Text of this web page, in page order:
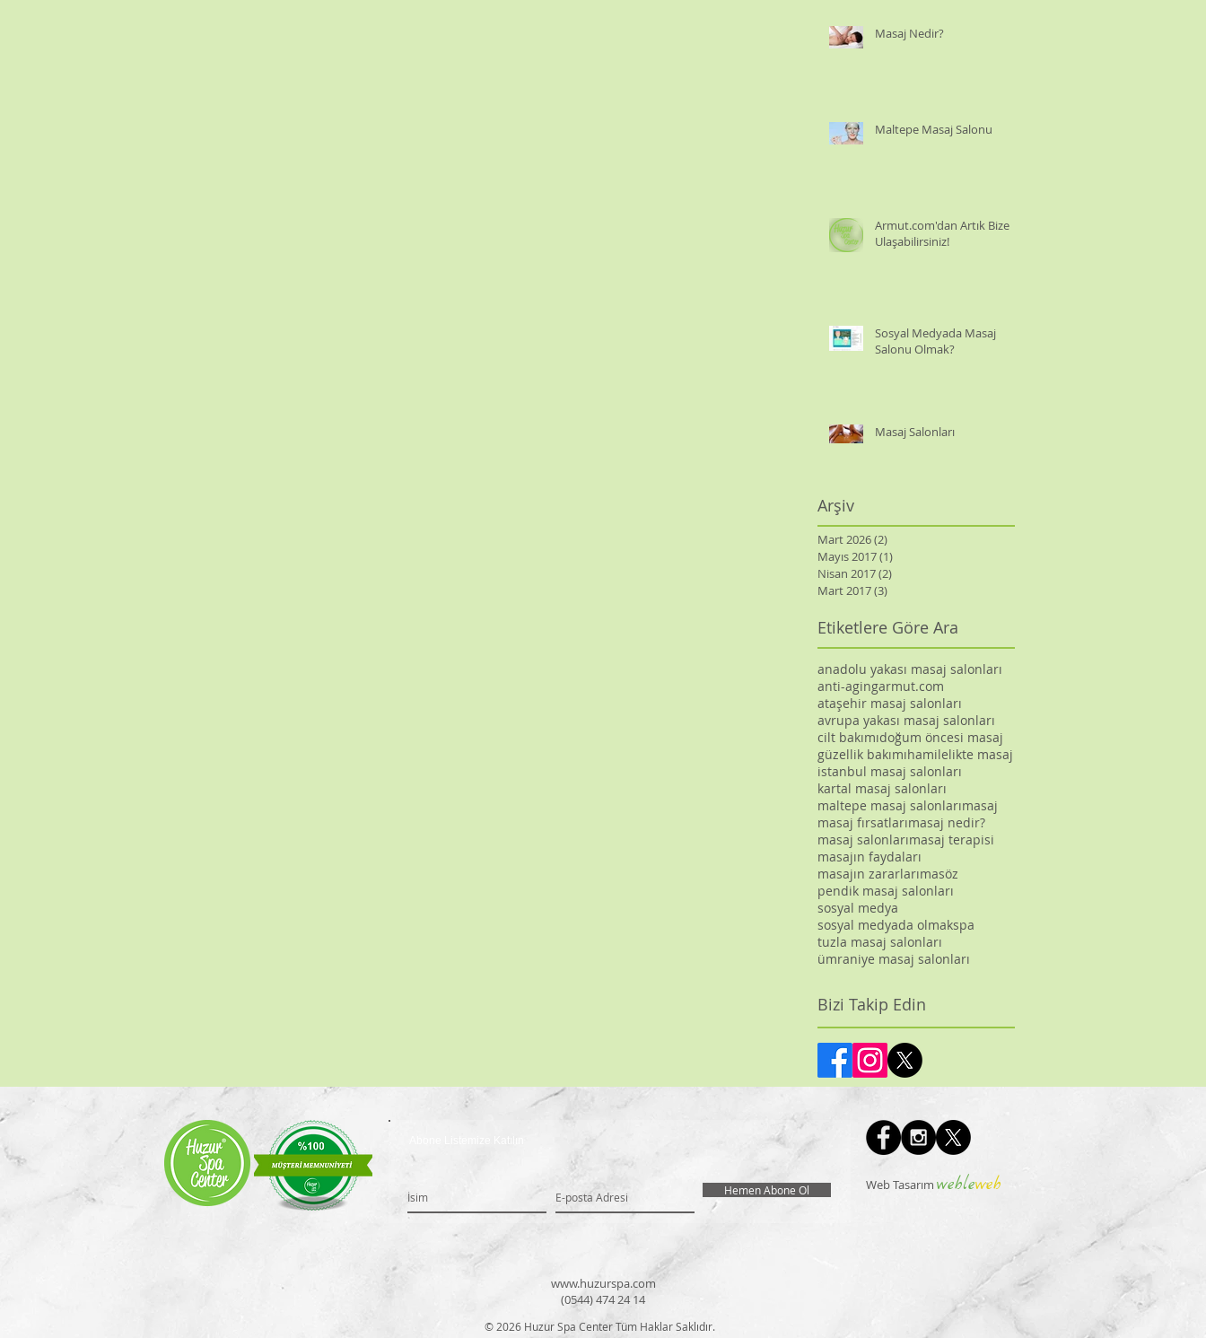
Masaj Nedir?
Maltepe Masaj Salonu
Armut.com'dan Artık Bize
Ulaşabilirsiniz!
Sosyal Medyada Masaj
Salonu Olmak?
Masaj Salonları
Arşiv
Mart 2026(2)
Mayıs 2017(1)
Nisan 2017(2)
Mart 2017(3)
Etiketlere Göre Ara
anadolu yakası masaj salonları
anti-agingarmut.com
ataşehir masaj salonları
avrupa yakası masaj salonları
cilt bakımıdoğum öncesi masaj
güzellik bakımıhamilelikte masaj
istanbul masaj salonları
kartal masaj salonları
maltepe masaj salonlarımasaj
masaj fırsatlarımasaj nedir?
masaj salonlarımasaj terapisi
masajın faydaları
masajın zararlarımasöz
pendik masaj salonları
sosyal medya
sosyal medyada olmakspa
tuzla masaj salonları
ümraniye masaj salonları
Bizi Takip Edin
Hemen Abone Ol Web Tasarım webleweb
www.huzurspa.com
(0544) 474 24 14
© 2026 Huzur Spa Center Tüm Haklar Saklıdır.